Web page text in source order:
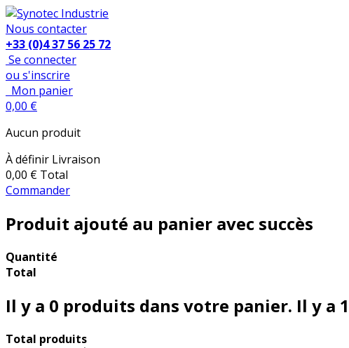
Nous contacter
+33 (0)4 37 56 25 72
Se connecter
ou s'inscrire
Mon panier
0,00 €
Aucun produit
À définir Livraison
0,00 € Total
Commander
Produit ajouté au panier avec succès
Quantité
Total
Il y a 0 produits dans votre panier. Il y a
Total produits